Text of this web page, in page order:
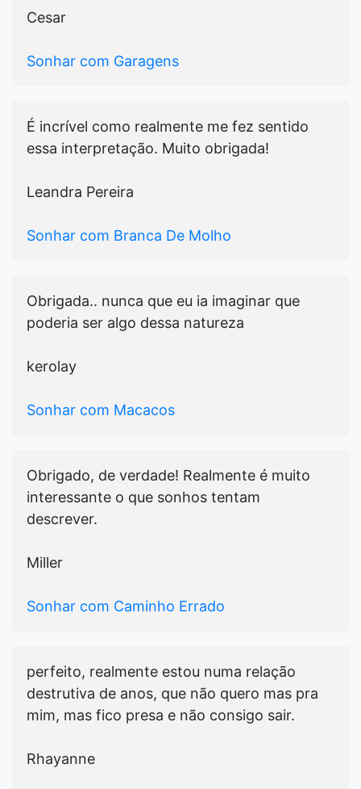
Cesar
Sonhar com Garagens
É incrível como realmente me fez sentido
essa interpretação. Muito obrigada!
Leandra Pereira
Sonhar com Branca De Molho
Obrigada.. nunca que eu ia imaginar que
poderia ser algo dessa natureza
kerolay
Sonhar com Macacos
Obrigado, de verdade! Realmente é muito
interessante o que sonhos tentam
descrever.
Miller
Sonhar com Caminho Errado
perfeito, realmente estou numa relação
destrutiva de anos, que não quero mas pra
mim, mas fico presa e não consigo sair.
Rhayanne